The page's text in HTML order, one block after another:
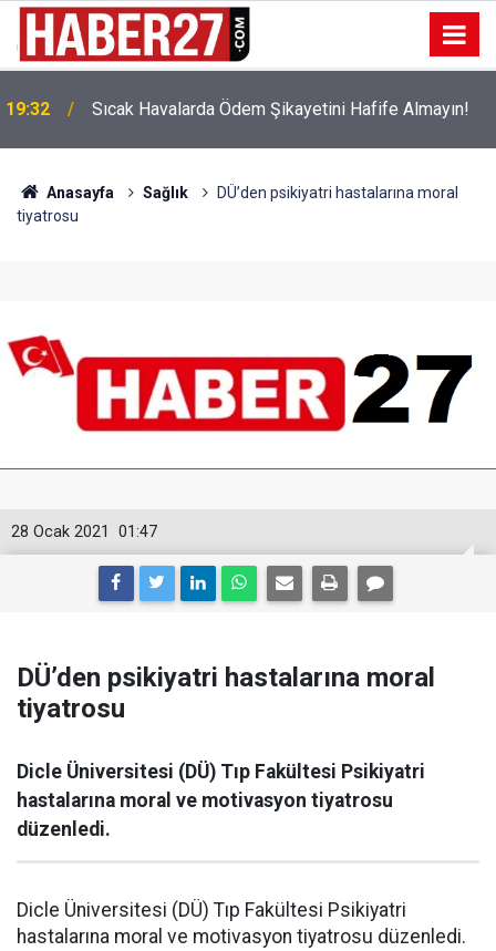
19:32 Sıcak Havalarda Ödem Şikayetini Hafife Almayın!
Anasayfa Sağlık
DÜ’den psikiyatri hastalarına moral
tiyatrosu
01:47
28 Ocak 2021
DÜ’den psikiyatri hastalarına moral
tiyatrosu
Dicle Üniversitesi (DÜ) Tıp Fakültesi Psikiyatri
hastalarına moral ve motivasyon tiyatrosu
düzenledi.
Dicle Üniversitesi (DÜ) Tıp Fakültesi Psikiyatri
hastalarına moral ve motivasyon tiyatrosu düzenledi.